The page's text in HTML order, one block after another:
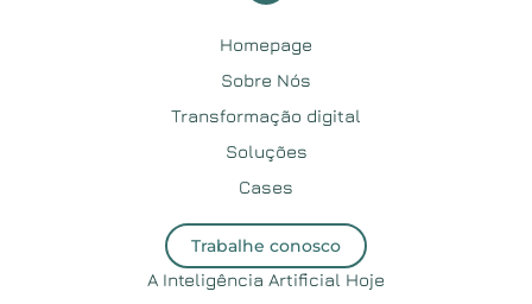
Homepage
Sobre Nós
Transformação digital
Soluções
Cases
A Inteligência Artificial Hoje
Trabalhe conosco